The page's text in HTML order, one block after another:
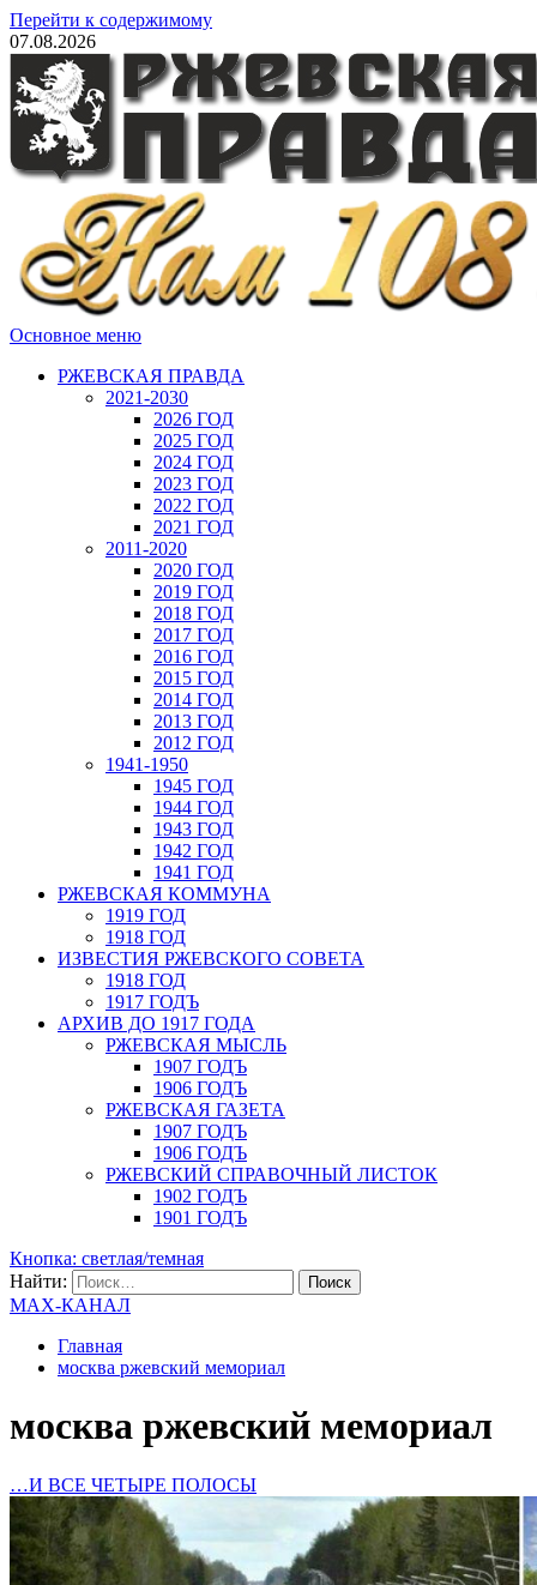
Перейти к содержимому
07.08.2026
Основное меню
РЖЕВСКАЯ ПРАВДА
2021-2030
2026 ГОД
2025 ГОД
2024 ГОД
2023 ГОД
2022 ГОД
2021 ГОД
2011-2020
2020 ГОД
2019 ГОД
2018 ГОД
2017 ГОД
2016 ГОД
2015 ГОД
2014 ГОД
2013 ГОД
2012 ГОД
1941-1950
1945 ГОД
1944 ГОД
1943 ГОД
1942 ГОД
1941 ГОД
РЖЕВСКАЯ КОММУНА
1919 ГОД
1918 ГОД
ИЗВЕСТИЯ РЖЕВСКОГО СОВЕТА
1918 ГОД
1917 ГОДЪ
АРХИВ ДО 1917 ГОДА
РЖЕВСКАЯ МЫСЛЬ
1907 ГОДЪ
1906 ГОДЪ
РЖЕВСКАЯ ГАЗЕТА
1907 ГОДЪ
1906 ГОДЪ
РЖЕВСКИЙ СПРАВОЧНЫЙ ЛИСТОК
1902 ГОДЪ
1901 ГОДЪ
Кнопка: светлая/темная
Найти:
MAX-КАНАЛ
Главная
москва ржевский мемориал
москва ржевский мемориал
…И ВСЕ ЧЕТЫРЕ ПОЛОСЫ